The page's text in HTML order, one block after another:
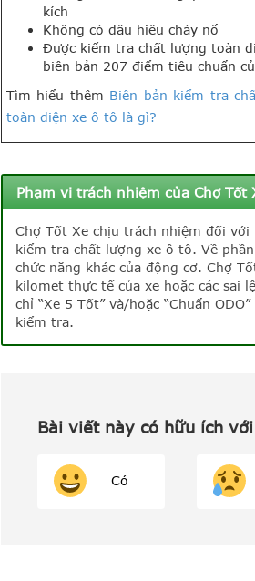
kích
Không có dấu hiệu cháy nổ
Được kiểm tra chất lượng toàn
biên bản 207 điểm tiêu chuẩn
Tìm hiểu thêm Biên bản kiểm tra
toàn diện xe ô tô là gì?
Phạm vi trách nhiệm của Chợ
Chợ Tốt Xe chịu trách nhiệm đối
kiểm tra chất lượng xe ô tô. Về
chức năng khác của động cơ. Chợ
kilomet thực tế của xe hoặc các sai
chỉ “Xe 5 Tốt” và/hoặc “Chuẩn
kiểm tra.
Bài viết này có hữu ích
Có